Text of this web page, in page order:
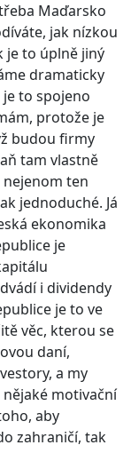
Maďarsko
jak nízkou
je to úplně jiný
dramaticky
je to spojeno
protože je
budou firmy
tam vlastně
ten
jednoduché. Já
ekonomika
je
i dividendy
je to ve
věc, kterou se
daní,
a my
motivační
aby
zahraničí, tak